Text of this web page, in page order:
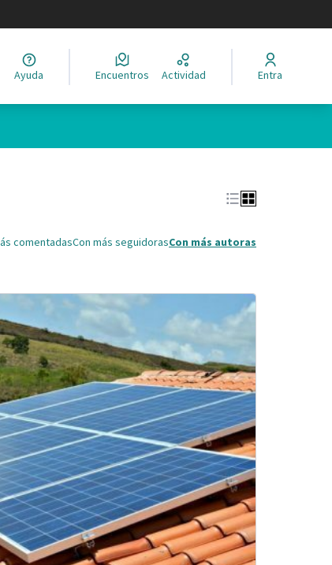
el idioma
Ayuda Encuentros Actividad Entra
comentadasCon más seguidorasCon más autoras